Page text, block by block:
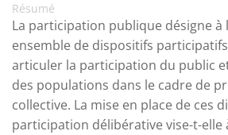
Résumé
La participation publique désigne
ensemble de dispositifs
articuler la participation du public
des populations dans le cadre de
collective. La mise en place de ces
participation délibérative vise-t-elle